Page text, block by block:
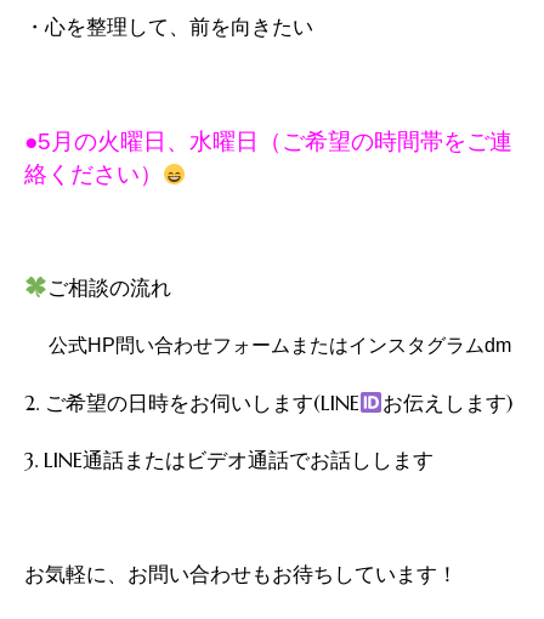
・心を整理して、前を向きたい
●5月の火曜日、水曜日（ご希望の時間帯をご連
絡ください）
ご相談の流れ
公式HP問い合わせフォームまたはインスタグラムdm
2. ご希望の日時をお伺いします(LINE お伝えします)
3. LINE通話またはビデオ通話でお話しします
お気軽に、お問い合わせもお待ちしています！